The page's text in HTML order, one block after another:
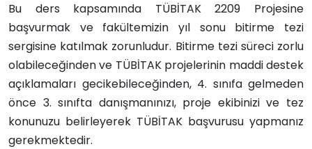
Bu ders kapsamında TÜBİTAK 2209 Projesine
başvurmak ve fakültemizin yıl sonu bitirme tezi
sergisine katılmak zorunludur. Bitirme tezi süreci zorlu
olabileceğinden ve TÜBİTAK projelerinin maddi destek
açıklamaları gecikebileceğinden, 4. sınıfa gelmeden
önce 3. sınıfta danışmanınızı, proje ekibinizi ve tez
konunuzu belirleyerek TÜBİTAK başvurusu yapmanız
gerekmektedir.